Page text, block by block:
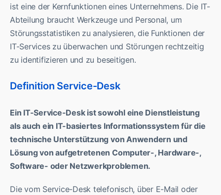
ist eine der Kernfunktionen eines Unternehmens. Die IT-
Abteilung braucht Werkzeuge und Personal, um
Störungsstatistiken zu analysieren, die Funktionen der
IT-Services zu überwachen und Störungen rechtzeitig
zu identifizieren und zu beseitigen.
Definition Service-Desk
Ein IT-Service-Desk ist sowohl eine Dienstleistung
als auch ein IT-basiertes Informationssystem für die
technische Unterstützung von Anwendern und
Lösung von aufgetretenen Computer-, Hardware-,
Software- oder Netzwerkproblemen.
Die vom Service-Desk telefonisch, über E-Mail oder